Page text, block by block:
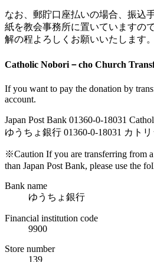
なお、郵貯口座払いの場合、振込
紙を教会事務所に置いていますの
解の程よろしくお願いいたします。
Catholic Nobori－cho Church
If you want to pay the donation by
account.
Japan Post Bank 01360-0-18031
ゆうちょ銀行 01360-0-18031 カト
※Caution If you are transferring from
than Japan Post Bank, please use the
Bank name
ゆうちょ銀行
Financial institution code
9900
Store number
139